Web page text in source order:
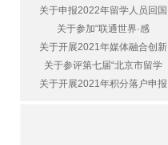
关于申报2022年留学人员回国
关于参加“联通世界·感
关于开展2021年媒体融合创新
关于参评第七届“北京市留学
关于开展2021年积分落户申报